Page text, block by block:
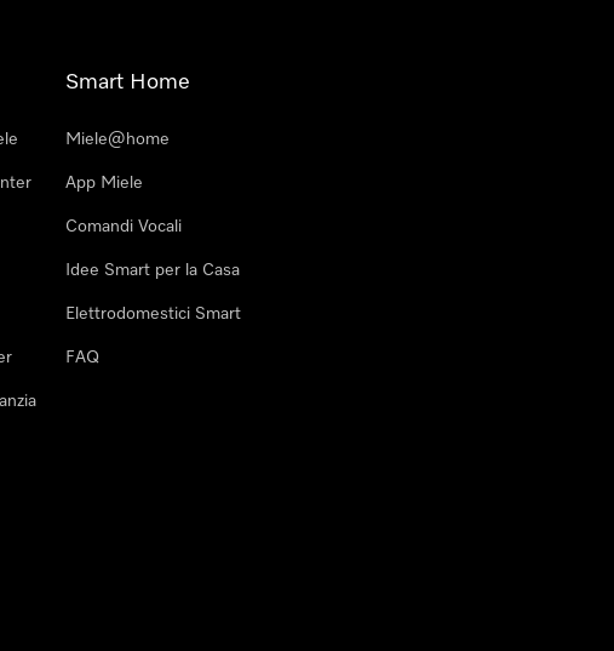
Smart Home
Miele@home
App Miele
Comandi Vocali
Idee Smart per la Casa
Elettrodomestici Smart
FAQ